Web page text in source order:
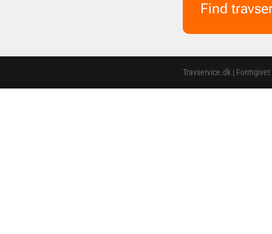
Find
Travservice.dk |